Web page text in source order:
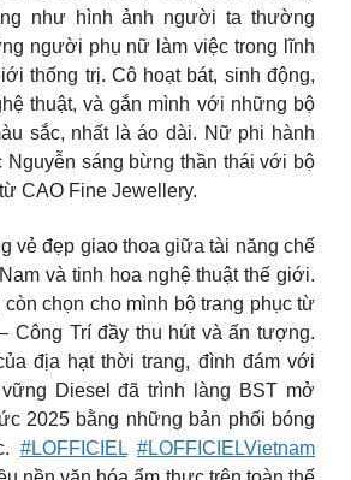
như hình ảnh người ta thường
người phụ nữ làm việc trong lĩnh
thống trị. Cô hoạt bát, sinh động,
thuật, và gắn mình với những bộ
sắc, nhất là áo dài. Nữ phi hành
Nguyễn sáng bừng thần thái với bộ
CAO Fine Jewellery.
vẻ đẹp giao thoa giữa tài năng chế
và tinh hoa nghệ thuật thế giới.
còn chọn cho mình bộ trang phục từ
Công Trí đầy thu hút và ấn tượng.
địa hạt thời trang, đình đám với
Diesel đã trình làng BST mở
2025 bằng những bản phối bóng
#LOFFICIEL #LOFFICIELVietnam